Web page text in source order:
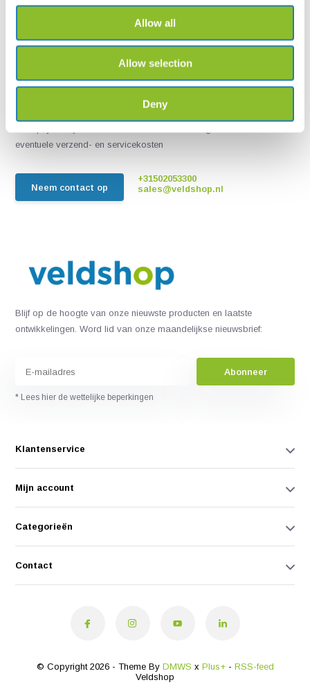
Allow all
Allow selection
Deny
Live chat
Chat met een van onze medewerkers
eventuele verzend- en servicekosten
Neem contact op
+31502053300
sales@veldshop.nl
Blijf op de hoogte van onze nieuwste producten en laatste
ontwikkelingen. Word lid van onze maandelijkse nieuwsbrief:
Abonneer
* Lees hier de wettelijke beperkingen
Klantenservice
Mijn account
Categorieën
Contact
© Copyright 2026 - Theme By DMWS x Plus+- RSS-feed
Veldshop